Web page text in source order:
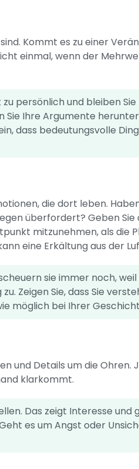
Kommt es zu einer
einmal, wenn der
persönlich und bleiben Sie
Sie Ihre Argumente
dass bedeutungsvolle
die dort leben.
überfordert? Geben Sie
mitzunehmen, als die
eine Erkältung aus der
sie immer noch,
Zeigen Sie, dass Sie
möglich bei Ihrer
und Details um die Ohren.
klarkommt.
Das zeigt Interesse und
es um Angst oder